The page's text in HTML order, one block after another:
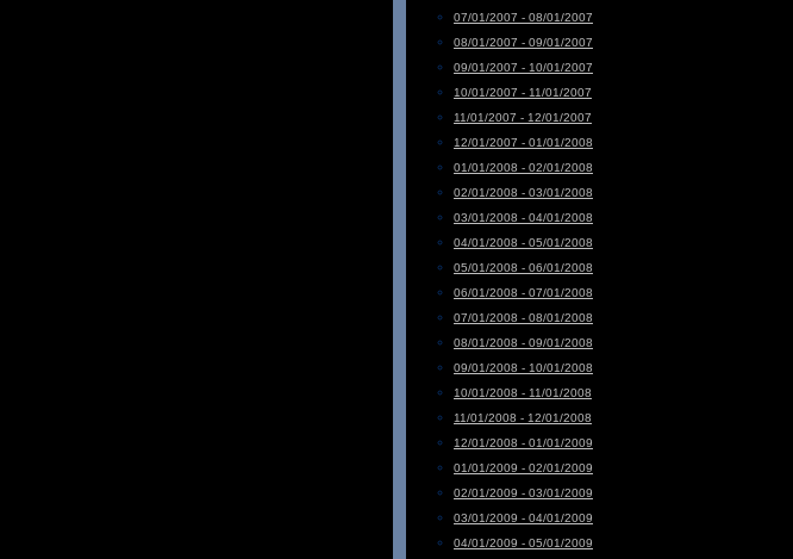
07/01/2007 - 08/01/2007
08/01/2007 - 09/01/2007
09/01/2007 - 10/01/2007
10/01/2007 - 11/01/2007
11/01/2007 - 12/01/2007
12/01/2007 - 01/01/2008
01/01/2008 - 02/01/2008
02/01/2008 - 03/01/2008
03/01/2008 - 04/01/2008
04/01/2008 - 05/01/2008
05/01/2008 - 06/01/2008
06/01/2008 - 07/01/2008
07/01/2008 - 08/01/2008
08/01/2008 - 09/01/2008
09/01/2008 - 10/01/2008
10/01/2008 - 11/01/2008
11/01/2008 - 12/01/2008
12/01/2008 - 01/01/2009
01/01/2009 - 02/01/2009
02/01/2009 - 03/01/2009
03/01/2009 - 04/01/2009
04/01/2009 - 05/01/2009